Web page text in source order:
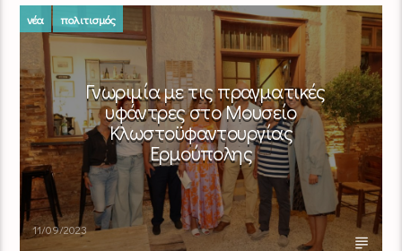
νέα πολιτισμός
Γνωριμία με τις πραγματικές
υφάντρες στο Μουσείο
Κλωστοϋφαντουργίας
Ερμούπολης
11/09/2023